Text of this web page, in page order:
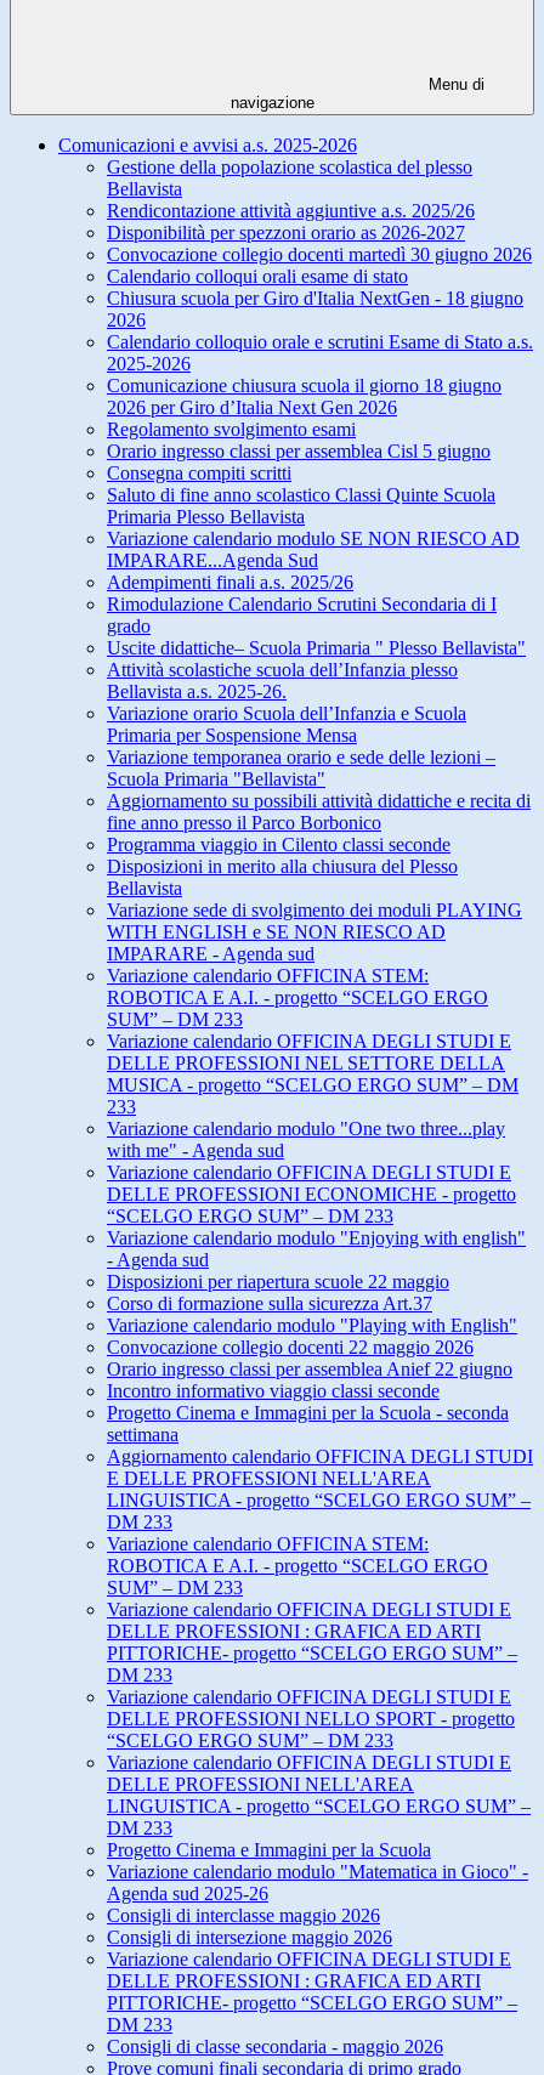
Menu di
navigazione
Comunicazioni e avvisi a.s. 2025-2026
Gestione della popolazione scolastica del plesso
Bellavista
Rendicontazione attività aggiuntive a.s. 2025/26
Disponibilità per spezzoni orario as 2026-2027
Convocazione collegio docenti martedì 30 giugno 2026
Calendario colloqui orali esame di stato
Chiusura scuola per Giro d'Italia NextGen - 18 giugno
2026
Calendario colloquio orale e scrutini Esame di Stato a.s.
2025-2026
Comunicazione chiusura scuola il giorno 18 giugno
2026 per Giro d’Italia Next Gen 2026
Regolamento svolgimento esami
Orario ingresso classi per assemblea Cisl 5 giugno
Consegna compiti scritti
Saluto di fine anno scolastico Classi Quinte Scuola
Primaria Plesso Bellavista
Variazione calendario modulo SE NON RIESCO AD
IMPARARE...Agenda Sud
Adempimenti finali a.s. 2025/26
Rimodulazione Calendario Scrutini Secondaria di I
grado
Uscite didattiche– Scuola Primaria " Plesso Bellavista"
Attività scolastiche scuola dell’Infanzia plesso
Bellavista a.s. 2025-26.
Variazione orario Scuola dell’Infanzia e Scuola
Primaria per Sospensione Mensa
Variazione temporanea orario e sede delle lezioni –
Scuola Primaria "Bellavista"
Aggiornamento su possibili attività didattiche e recita di
fine anno presso il Parco Borbonico
Programma viaggio in Cilento classi seconde
Disposizioni in merito alla chiusura del Plesso
Bellavista
Variazione sede di svolgimento dei moduli PLAYING
WITH ENGLISH e SE NON RIESCO AD
IMPARARE - Agenda sud
Variazione calendario OFFICINA STEM:
ROBOTICA E A.I. - progetto “SCELGO ERGO
SUM” – DM 233
Variazione calendario OFFICINA DEGLI STUDI E
DELLE PROFESSIONI NEL SETTORE DELLA
MUSICA - progetto “SCELGO ERGO SUM” – DM
233
Variazione calendario modulo "One two three...play
with me" - Agenda sud
Variazione calendario OFFICINA DEGLI STUDI E
DELLE PROFESSIONI ECONOMICHE - progetto
“SCELGO ERGO SUM” – DM 233
Variazione calendario modulo "Enjoying with english"
- Agenda sud
Disposizioni per riapertura scuole 22 maggio
Corso di formazione sulla sicurezza Art.37
Variazione calendario modulo "Playing with English"
Convocazione collegio docenti 22 maggio 2026
Orario ingresso classi per assemblea Anief 22 giugno
Incontro informativo viaggio classi seconde
Progetto Cinema e Immagini per la Scuola - seconda
settimana
Aggiornamento calendario OFFICINA DEGLI STUDI
E DELLE PROFESSIONI NELL'AREA
LINGUISTICA - progetto “SCELGO ERGO SUM” –
DM 233
Variazione calendario OFFICINA STEM:
ROBOTICA E A.I. - progetto “SCELGO ERGO
SUM” – DM 233
Variazione calendario OFFICINA DEGLI STUDI E
DELLE PROFESSIONI : GRAFICA ED ARTI
PITTORICHE- progetto “SCELGO ERGO SUM” –
DM 233
Variazione calendario OFFICINA DEGLI STUDI E
DELLE PROFESSIONI NELLO SPORT - progetto
“SCELGO ERGO SUM” – DM 233
Variazione calendario OFFICINA DEGLI STUDI E
DELLE PROFESSIONI NELL'AREA
LINGUISTICA - progetto “SCELGO ERGO SUM” –
DM 233
Progetto Cinema e Immagini per la Scuola
Variazione calendario modulo "Matematica in Gioco" -
Agenda sud 2025-26
Consigli di interclasse maggio 2026
Consigli di intersezione maggio 2026
Variazione calendario OFFICINA DEGLI STUDI E
DELLE PROFESSIONI : GRAFICA ED ARTI
PITTORICHE- progetto “SCELGO ERGO SUM” –
DM 233
Consigli di classe secondaria - maggio 2026
Prove comuni finali secondaria di primo grado